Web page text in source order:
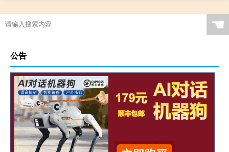
☚
公告